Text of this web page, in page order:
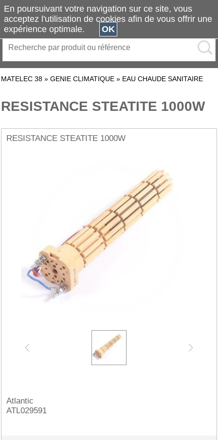
MATELEC 38 » GENIE CLIMATIQUE » EAU CHAUDE SANITAIRE
RESISTANCE STEATITE 1000W
RESISTANCE STEATITE 1000W
Atlantic
ATL029591
En poursuivant votre navigation sur ce site, vous
acceptez l'utilisation de cookies afin de vous offrir une
expérience optimale.
OK